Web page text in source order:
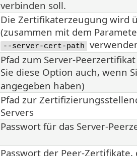
verbinden soll.
Die Zertifikaterzeugung wird
(zusammen mit dem
--server-cert-path
Pfad zum Server-
Sie diese Option auch, wenn
angegeben haben)
Pfad zur
Servers
Passwort für das Server-
Passwort der Peer-Zertifikate,